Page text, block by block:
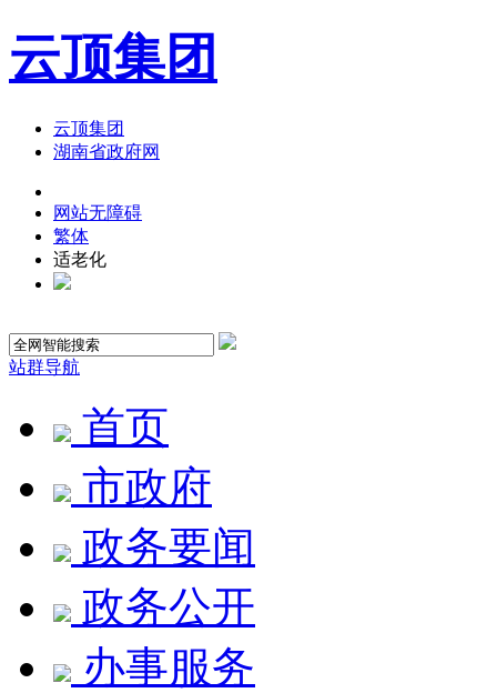
云顶集团
云顶集团
湖南省政府网
网站无障碍
繁体
适老化
站群导航
首页
市政府
政务要闻
政务公开
办事服务